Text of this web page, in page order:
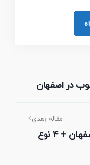
مقاله بعدی
طراحی سقف کاذب pvc در اصفهان + 4 نوع